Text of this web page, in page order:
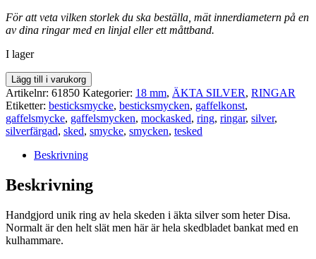
För att veta vilken storlek du ska beställa, mät innerdiametern på en
av dina ringar med en linjal eller ett måttband.
I lager
RING
61850
mängd
Lägg till i varukorg
Artikelnr: 61850 Kategorier: 18 mm, ÄKTA SILVER, RINGAR
Etiketter: besticksmycke, besticksmycken, gaffelkonst,
gaffelsmycke, gaffelsmycken, mockasked, ring, ringar, silver,
silverfärgad, sked, smycke, smycken, tesked
Beskrivning
Beskrivning
Handgjord unik ring av hela skeden i äkta silver som heter Disa.
Normalt är den helt slät men här är hela skedbladet bankat med en
kulhammare.